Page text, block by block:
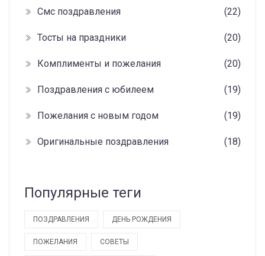
Смс поздравления (22)
Тосты на праздники (20)
Комплименты и пожелания (20)
Поздравления с юбилеем (19)
Пожелания с новым годом (19)
Оригинальные поздравления (18)
Популярные теги
ПОЗДРАВЛЕНИЯ ДЕНЬ РОЖДЕНИЯ
ПОЖЕЛАНИЯ СОВЕТЫ